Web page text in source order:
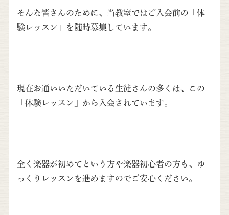
そんな皆さんのために、当教室ではご入会前の「体
験レッスン」
を随時募集しています。
現在お通いいただいている生徒さんの多くは、この
体験レッスン」から入会されています。
全く楽器が初めてという方や楽器初心者の方も、
ゆ
っくりレッスンを進めますのでご安心ください。